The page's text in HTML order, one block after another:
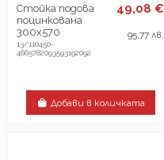
Стойка подова
поцинкована
300х570
13/110450-
4665782093593192092
49,08 €
95,77 лв.
Добави в количката